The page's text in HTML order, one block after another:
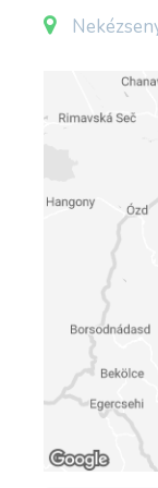
konyha
illetve
a finom
xbox one,
személyes
vendégek
A
A
kényelmes
teljesen
hatalmas